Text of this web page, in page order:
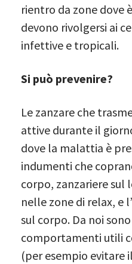
rientro da zone dove
devono rivolgersi ai
infettive e tropicali.
Si può prevenire?
Le zanzare che
attive durante il
dove la malattia è
indumenti che
corpo, zanzariere
nelle zone di relax, e
sul corpo. Da noi
comportamenti utili
(per esempio evitare